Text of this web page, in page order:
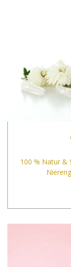
100 % Natur &